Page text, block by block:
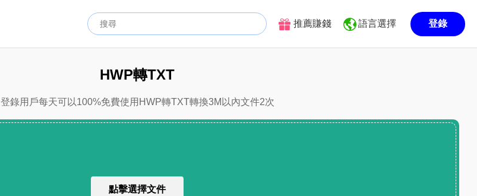
推薦賺錢 語言選擇 登錄
HWP轉TXT
登錄用戶每天可以100%免費使用HWP轉TXT轉換3M以內文件2次
點擊選擇文件